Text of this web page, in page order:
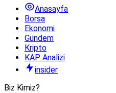
Anasayfa
Borsa
Ekonomi
Gündem
Kripto
KAP Analizi
insider
Biz Kimiz?